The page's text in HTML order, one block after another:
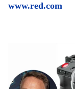
www.red.com